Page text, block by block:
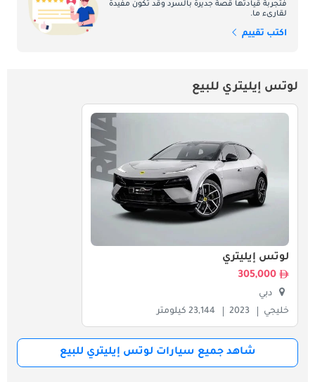
فتجربة قيادتها قصة جديرة بالسرد وقد تكون مفيدة
لقارىء ما.
اكتب تقييم
لوتس إيليتري للبيع
لوتس إيليتري
305,000
دبي
خليجي
2023 23,144 كيلومتر
شاهد جميع سيارات لوتس إيليتري للبيع